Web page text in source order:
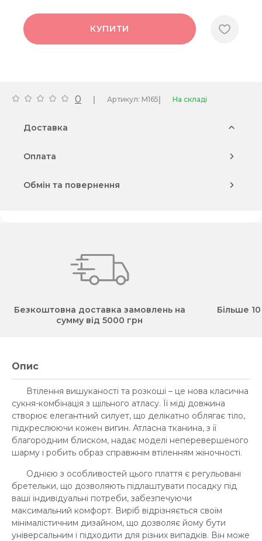
КУПИТИ
0 | Артикул: M165| На складі
Доставка
Оплата
Обмін та повернення
Безкоштовна доставка замовлень на
сумму від 5000 грн
Більше
Опис
Втілення вишуканості та розкоші – це нова класична
сукня-комбінація з щільного атласу. Її міді довжина
створює елегантний силует, що делікатно облягає тіло,
підкреслюючи кожен вигин. Атласна тканина, з її
благородним блиском, надає моделі неперевершеного
шарму і робить образ справжнім втіленням жіночності.
Однією з особливостей цього плаття є регульовані
бретельки, що дозволяють підлаштувати посадку під
ваші індивідуальні потреби, забезпечуючи
максимальний комфорт. Виріб відрізняється своїм
мінімалістичним дизайном, що дозволяє йому бути
універсальним і підходити для різних випадків. Він може